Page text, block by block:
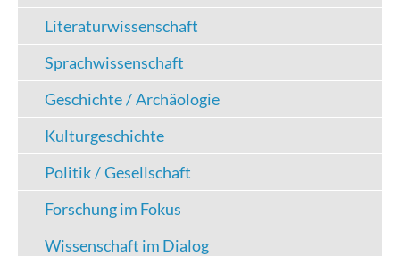
Literaturwissenschaft
Sprachwissenschaft
Geschichte / Archäologie
Kulturgeschichte
Politik / Gesellschaft
Forschung im Fokus
Wissenschaft im Dialog